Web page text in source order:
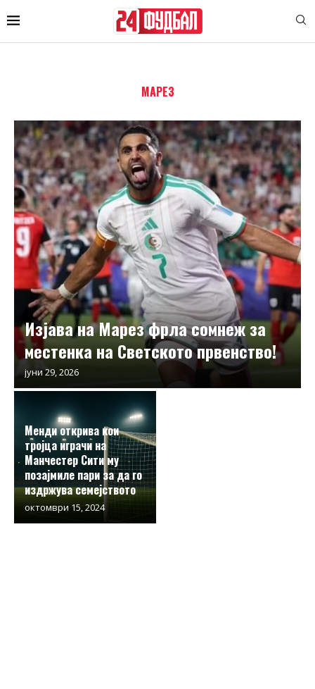
МАРЕЗ
Изјава на Марез фрла сомнеж за
местенка на Светското првенство!
јуни 29, 2026
Менди открива кои
тројца играчи на
Манчестер Сити му
позајмиле пари за да го
издржува семејството
октомври 15, 2024